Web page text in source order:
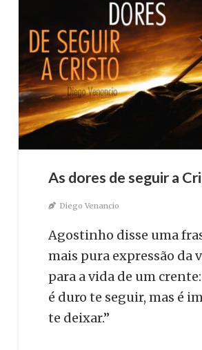
As dores de seguir a
Diego Venancio
Agostinho disse uma
mais pura expressão da
para a vida de um
é duro te seguir, mas é
te deixar.”